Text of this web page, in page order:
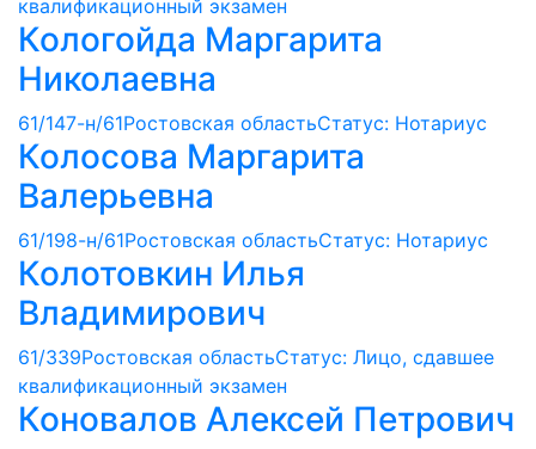
квалификационный экзамен
Кологойда Маргарита
Николаевна
61/147-н/61Ростовская областьСтатус: Нотариус
Колосова Маргарита
Валерьевна
61/198-н/61Ростовская областьСтатус: Нотариус
Колотовкин Илья
Владимирович
61/339Ростовская областьСтатус: Лицо, сдавшее
квалификационный экзамен
Коновалов Алексей Петрович